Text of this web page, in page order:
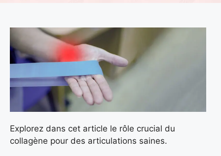
Explorez dans cet article le rôle crucial du
collagène pour des articulations saines.